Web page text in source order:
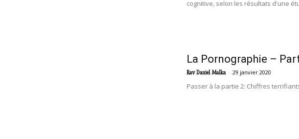
cognitive, selon les résultats d'une
La Pornographie –
Rav Daniel Malka - 29 janvier 2020
Passer à la partie 2: Chiffres